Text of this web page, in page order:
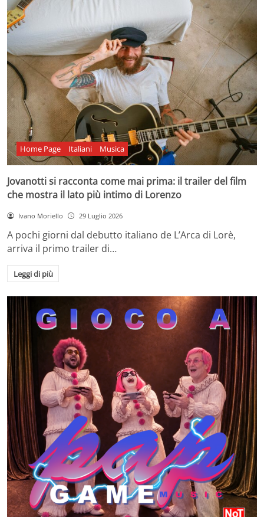
Home Page Italiani Musica
Jovanotti si racconta come mai prima: il trailer del film
che mostra il lato più intimo di Lorenzo
Ivano Moriello 29 Luglio 2026
A pochi giorni dal debutto italiano de L’Arca di Lorè,
arriva il primo trailer di…
Leggi di più